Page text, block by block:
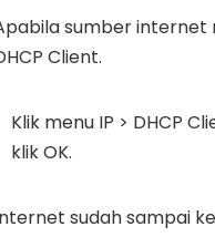
sumber internet
Client.
Klik menu IP > DHCP
klik OK.
sudah sampai